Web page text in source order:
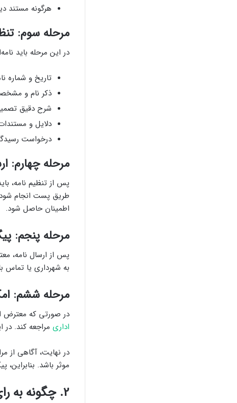
هرگونه مستند
مرحله سوم:
در این مرحله باید
تاریخ و شماره
ذکر نام و
شرح دقیق
دلایل و
درخواست
مرحله چهارم:
پس از تنظیم نامه،
طریق پست انجام
اطمینان حاصل شود.
مرحله پنجم:
پس از ارسال نامه،
به شهرداری یا تماس
مرحله ششم:
در صورتی که معترض
اداری مراجعه کند.
در نهایت، آگاهی از
موثر باشد.
2. چگونه به رای شهرداری تهران شکایت کنیم؟